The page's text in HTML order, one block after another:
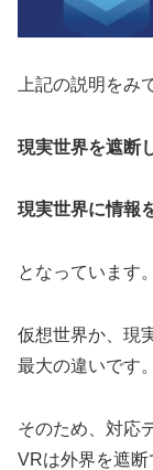
上記の説明をみ
現実世界を遮断
現実世界に情報
となっています。
仮想世界か、現
最大の違いです。
そのため、対応
VRは外界を遮断